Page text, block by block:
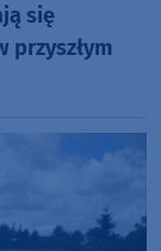
się
przyszłym